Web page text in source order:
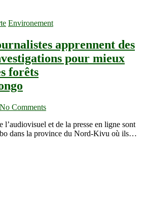
Environement
apprennent des
pour mieux
forêts
No Comments
l’audiovisuel et de la presse en ligne sont
dans la province du Nord-Kivu où ils…